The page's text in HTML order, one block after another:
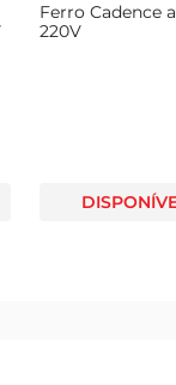
Ferro Cadence
220V